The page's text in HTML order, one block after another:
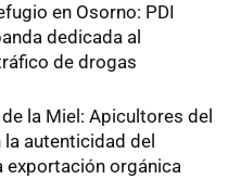
en Osorno: PDI
dedicada al
de drogas
la Miel: Apicultores del
autenticidad del
exportación orgánica